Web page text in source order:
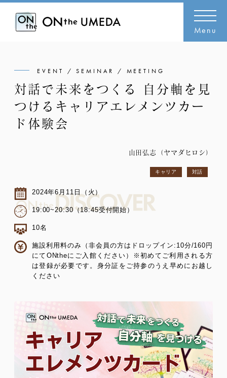
Menu
EVENT / SEMINAR / MEETING
対話で未来をつくる 自分軸を見
つけるキャリアエレメンツカー
ド体験会
山田弘志（ヤマダヒロシ）
キャリア 対話
2024年6月11日（火）
19:00~20:30（18:45受付開始）
10名
施設利用料のみ（非会員の方はドロップイン:10分/160円
にてONtheにご入館ください）※初めてご利用される方
は登録が必要です。身分証をご持参のうえ早めにお越し
ください